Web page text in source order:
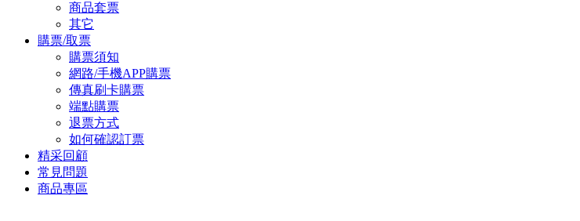
商品套票
其它
購票/取票
購票須知
網路/手機APP購票
傳真刷卡購票
端點購票
退票方式
如何確認訂票
精采回顧
常見問題
商品專區